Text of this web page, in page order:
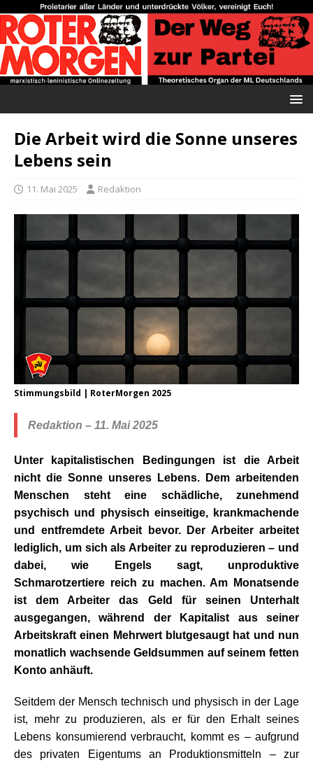
Die Arbeit wird die Sonne unseres
Lebens sein
11. Mai 2025 Redaktion
Stimmungsbild | RoterMorgen 2025
Redaktion – 11. Mai 2025
Unter kapitalistischen Bedingungen ist die Arbeit
nicht die Sonne unseres Lebens. Dem arbeitenden
Menschen steht eine schädliche, zunehmend
psychisch und physisch einseitige, krankmachende
und entfremdete Arbeit bevor. Der Arbeiter arbeitet
lediglich, um sich als Arbeiter zu reproduzieren – und
dabei, wie Engels sagt, unproduktive
Schmarotzertiere reich zu machen. Am Monatsende
ist dem Arbeiter das Geld für seinen Unterhalt
ausgegangen, während der Kapitalist aus seiner
Arbeitskraft einen Mehrwert blutgesaugt hat und nun
monatlich wachsende Geldsummen auf seinem fetten
Konto anhäuft.
Seitdem der Mensch technisch und physisch in der Lage
ist, mehr zu produzieren, als er für den Erhalt seines
Lebens konsumierend verbraucht, kommt es – aufgrund
des privaten Eigentums an Produktionsmitteln – zur